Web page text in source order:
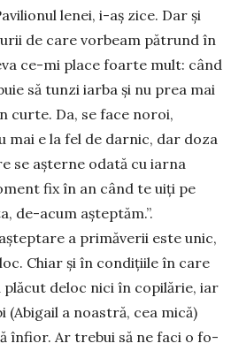
lenei, i-aş zice. Dar şi
de care vor­beam pătrund în
ce-mi place foarte mult: când
să tunzi iarba şi nu prea mai
curte. Da, se face noroi,
e la fel de darnic, dar doza
se aş­terne odată cu iarna
fix în an când te uiţi pe
de-acum aşteptăm.”.
a primăverii este unic,
Chiar şi în condiţiile în care
plă­cut deloc nici în copilărie, iar
(Abigail a noas­tră, cea mică)
înfior. Ar trebui să ne faci o fo­